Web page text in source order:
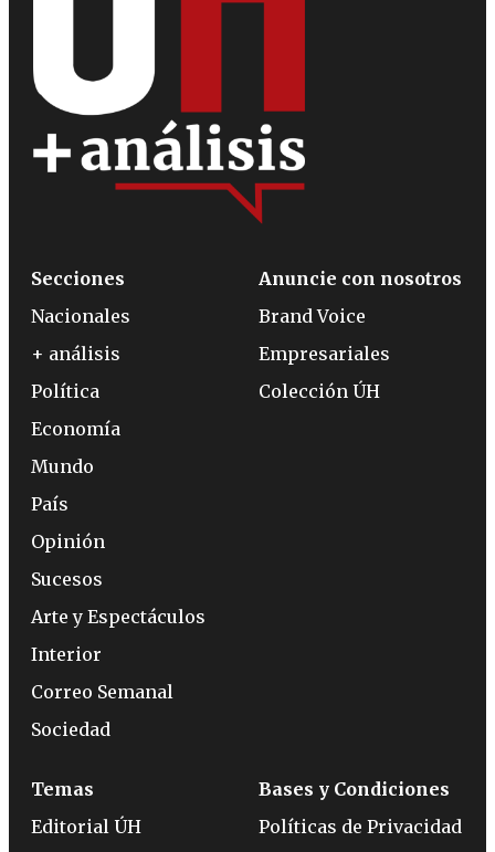
Secciones
Nacionales
+ análisis
Política
Economía
Mundo
País
Opinión
Sucesos
Arte y Espectáculos
Interior
Correo Semanal
Sociedad
Anuncie con nosotros
Brand Voice
Empresariales
Colección ÚH
Temas
Editorial ÚH
Bases y Condiciones
Políticas de Privacidad